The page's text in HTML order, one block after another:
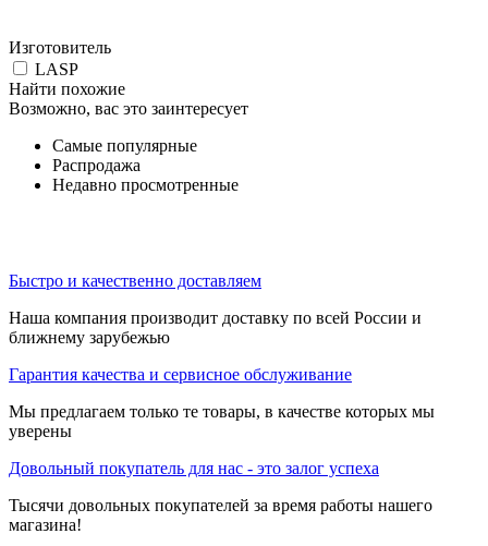
Изготовитель
LASP
Найти похожие
Возможно, вас это заинтересует
Самые популярные
Распродажа
Недавно просмотренные
Быстро и качественно доставляем
Наша компания производит доставку по всей России и
ближнему зарубежью
Гарантия качества и сервисное обслуживание
Мы предлагаем только те товары, в качестве которых мы
уверены
Довольный покупатель для нас - это залог успеха
Тысячи довольных покупателей за время работы нашего
магазина!